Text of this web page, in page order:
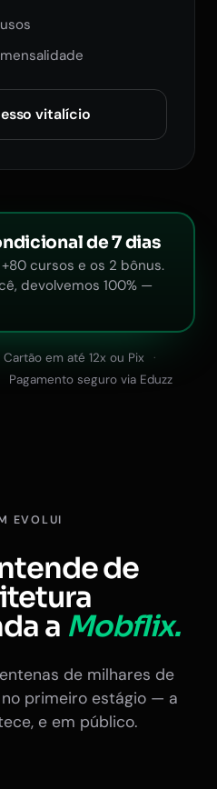
EVOLUI
de
a Mobflix.
de milhares de
primeiro estágio — a
e em público.
vitalício
de 7 dias
cursos e os 2 bônus.
devolvemos 100% —
Cartão em até 12x ou Pix
Pagamento seguro via Eduzz